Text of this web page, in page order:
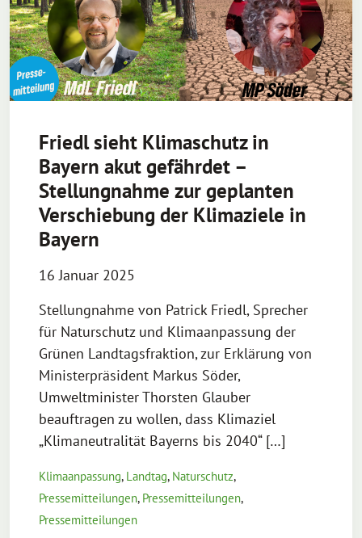
Friedl sieht Klimaschutz in
Bayern akut gefährdet –
Stellungnahme zur geplanten
Verschiebung der Klimaziele in
Bayern
16 Januar 2025
Stellungnahme von Patrick Friedl, Sprecher
für Naturschutz und Klimaanpassung der
Grünen Landtagsfraktion, zur Erklärung von
Ministerpräsident Markus Söder,
Umweltminister Thorsten Glauber
beauftragen zu wollen, dass Klimaziel
„Klimaneutralität Bayerns bis 2040“ […]
Klimaanpassung, Landtag, Naturschutz,
Pressemitteilungen, Pressemitteilungen,
Pressemitteilungen